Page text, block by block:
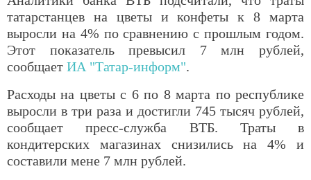
татарстанцев на цветы и конфеты к 8 марта
выросли на 4% по сравнению с прошлым годом.
Этот показатель превысил 7 млн рублей,
сообщает ИА "Татар-информ".
Расходы на цветы с 6 по 8 марта по республике
выросли в три раза и достигли 745 тысяч рублей,
сообщает пресс-служба ВТБ. Траты в
кондитерских магазинах снизились на 4% и
составили мене 7 млн рублей.